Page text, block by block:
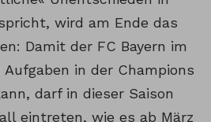
wird am Ende das
Damit der FC Bayern im
Aufgaben in der Champions
darf in dieser Saison
eintreten, wie es ab März